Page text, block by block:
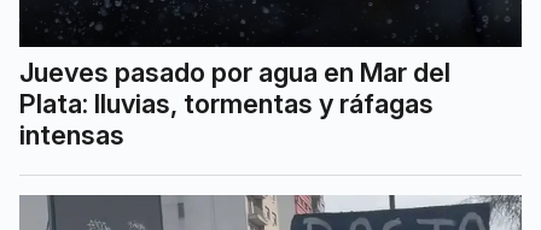
Jueves pasado por agua en Mar del
Plata: lluvias, tormentas y ráfagas
intensas